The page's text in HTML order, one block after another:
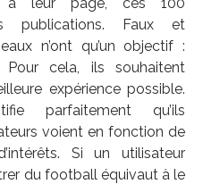
publications. Faux et
n’ont qu’un objectif :
Pour cela, ils souhaitent
expérience possible.
parfaitement qu’ils
voient en fonction de
Si un utilisateur
du football équivaut à le